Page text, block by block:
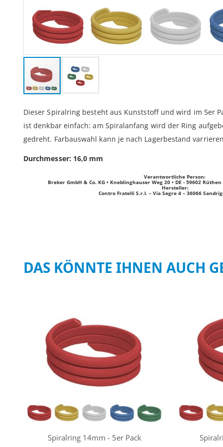
Anfang
der
Bildergalerie
springen
Dieser Spiralring besteht aus Kunststoff und wird im 5er
ist denkbar einfach: am Spiralanfang wird der Ring
gedreht. Farbauswahl kann je nach Lagerbestand
Durchmesser: 16,0 mm
Verantwortliche Person:
Breker GmbH & Co. KG • Kneblinghauser Weg 20 • DE - 59602 Rüthen
Hersteller:
Contro Fratelli S.r.l. – Via Segre 4 – 36066
DAS KÖNNTE IHNEN AUCH
Spiralring 14mm - 5er Pack